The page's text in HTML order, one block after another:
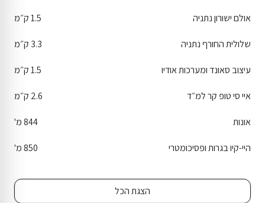
אולם ישורון נתניה 1.5 ק״מ
שלולית החורף נתניה 3.3 ק״מ
עיצוב סאונד ומערכות אודיו 1.5 ק״מ
איי סי טופ קר למ״ד 2.6 ק״מ
אונות 844 מ'
היי-קיו בגרות ופסיכומטרי 850 מ'
הצגת הכל